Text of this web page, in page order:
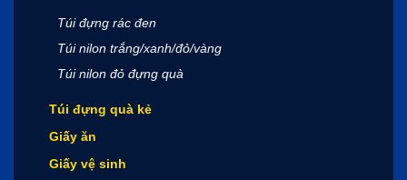
Túi đựng rác đen
Túi nilon trắng/xanh/đỏ/vàng
Túi nilon đỏ đựng quà
Túi đựng quà kẻ
Giấy ăn
Giấy vệ sinh